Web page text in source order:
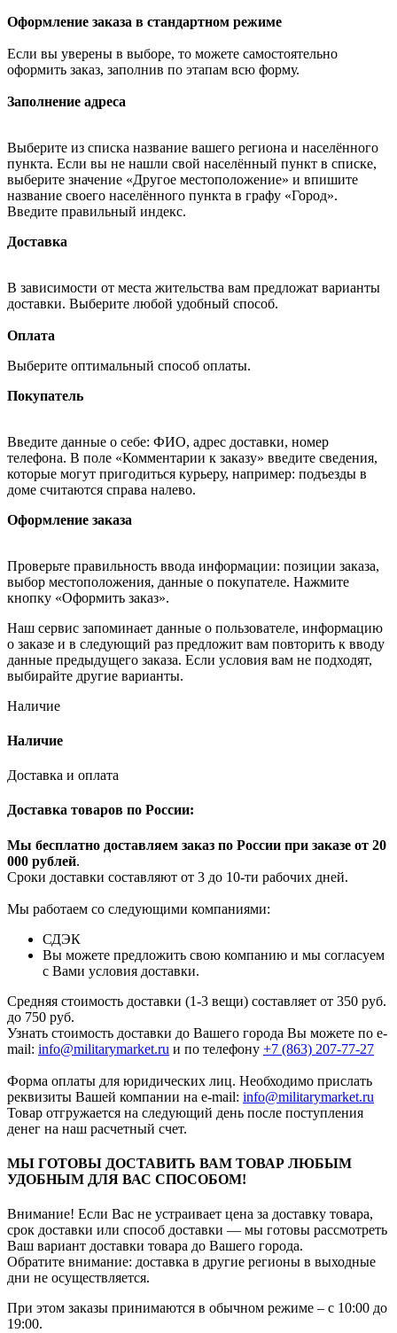
Оформление заказа в стандартном режиме
Если вы уверены в выборе, то можете самостоятельно
оформить заказ, заполнив по этапам всю форму.
Заполнение адреса
Выберите из списка название вашего региона и населённого
пункта. Если вы не нашли свой населённый пункт в списке,
выберите значение «Другое местоположение» и впишите
название своего населённого пункта в графу «Город».
Введите правильный индекс.
Доставка
В зависимости от места жительства вам предложат варианты
доставки. Выберите любой удобный способ.
Оплата
Выберите оптимальный способ оплаты.
Покупатель
Введите данные о себе: ФИО, адрес доставки, номер
телефона. В поле «Комментарии к заказу» введите сведения,
которые могут пригодиться курьеру, например: подъезды в
доме считаются справа налево.
Оформление заказа
Проверьте правильность ввода информации: позиции заказа,
выбор местоположения, данные о покупателе. Нажмите
кнопку «Оформить заказ».
Наш сервис запоминает данные о пользователе, информацию
о заказе и в следующий раз предложит вам повторить к вводу
данные предыдущего заказа. Если условия вам не подходят,
выбирайте другие варианты.
Наличие
Наличие
Доставка и оплата
Доставка товаров по России:
Мы бесплатно доставляем заказ по России при заказе от 20
000 рублей.
Сроки доставки составляют от 3 до 10-ти рабочих дней.
Мы работаем со следующими компаниями:
СДЭК
Вы можете предложить свою компанию и мы согласуем
с Вами условия доставки.
Средняя стоимость доставки (1-3 вещи) составляет от 350 руб.
до 750 руб.
Узнать стоимость доставки до Вашего города Вы можете по e-
mail: info@militarymarket.ru и по телефону +7 (863) 207-77-27
Форма оплаты для юридических лиц. Необходимо прислать
реквизиты Вашей компании на е-mail: info@militarymarket.ru
Товар отгружается на следующий день после поступления
денег на наш расчетный счет.
МЫ ГОТОВЫ ДОСТАВИТЬ ВАМ ТОВАР ЛЮБЫМ
УДОБНЫМ ДЛЯ ВАС СПОСОБОМ!
Внимание! Если Вас не устраивает цена за доставку товара,
срок доставки или способ доставки — мы готовы рассмотреть
Ваш вариант доставки товара до Вашего города.
Обратите внимание: доставка в другие регионы в выходные
дни не осуществляется.
При этом заказы принимаются в обычном режиме – с 10:00 до
19:00.